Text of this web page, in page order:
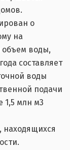
о
на
объем воды,
составляет
воды
подачи
1,5 млн м3
находящихся